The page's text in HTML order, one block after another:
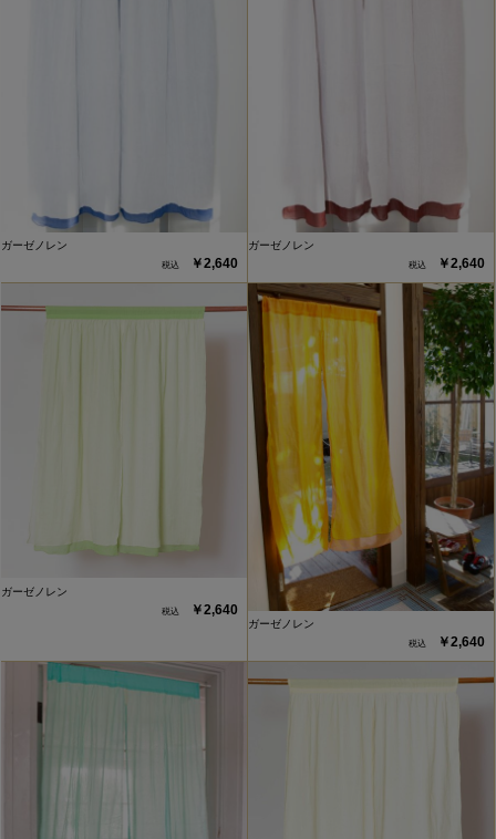
ガーゼノレン
￥2,640
ガーゼノレン
￥2,640
ガーゼノレン
￥2,640
ガーゼノレン
￥2,640